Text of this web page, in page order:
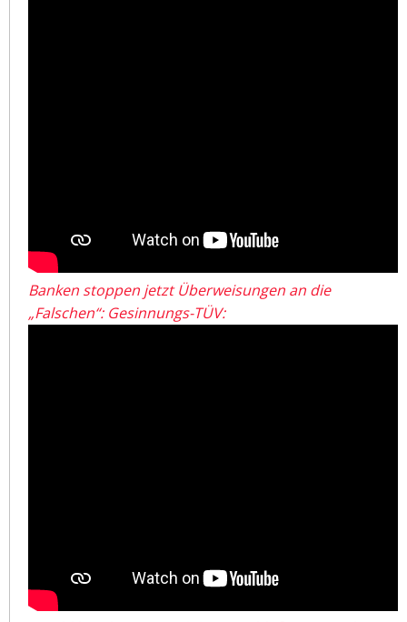
Banken stoppen jetzt Überweisungen an die
„Falschen“: Gesinnungs-TÜV: